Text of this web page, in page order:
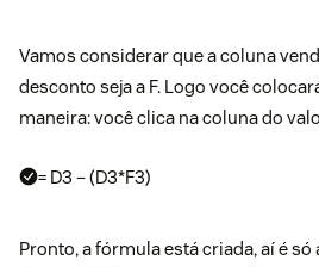
Vamos considerar que a coluna
desconto seja a F. Logo você
maneira: você clica na coluna do
= D3 – (D3*F3)
Pronto, a fórmula está criada, aí é